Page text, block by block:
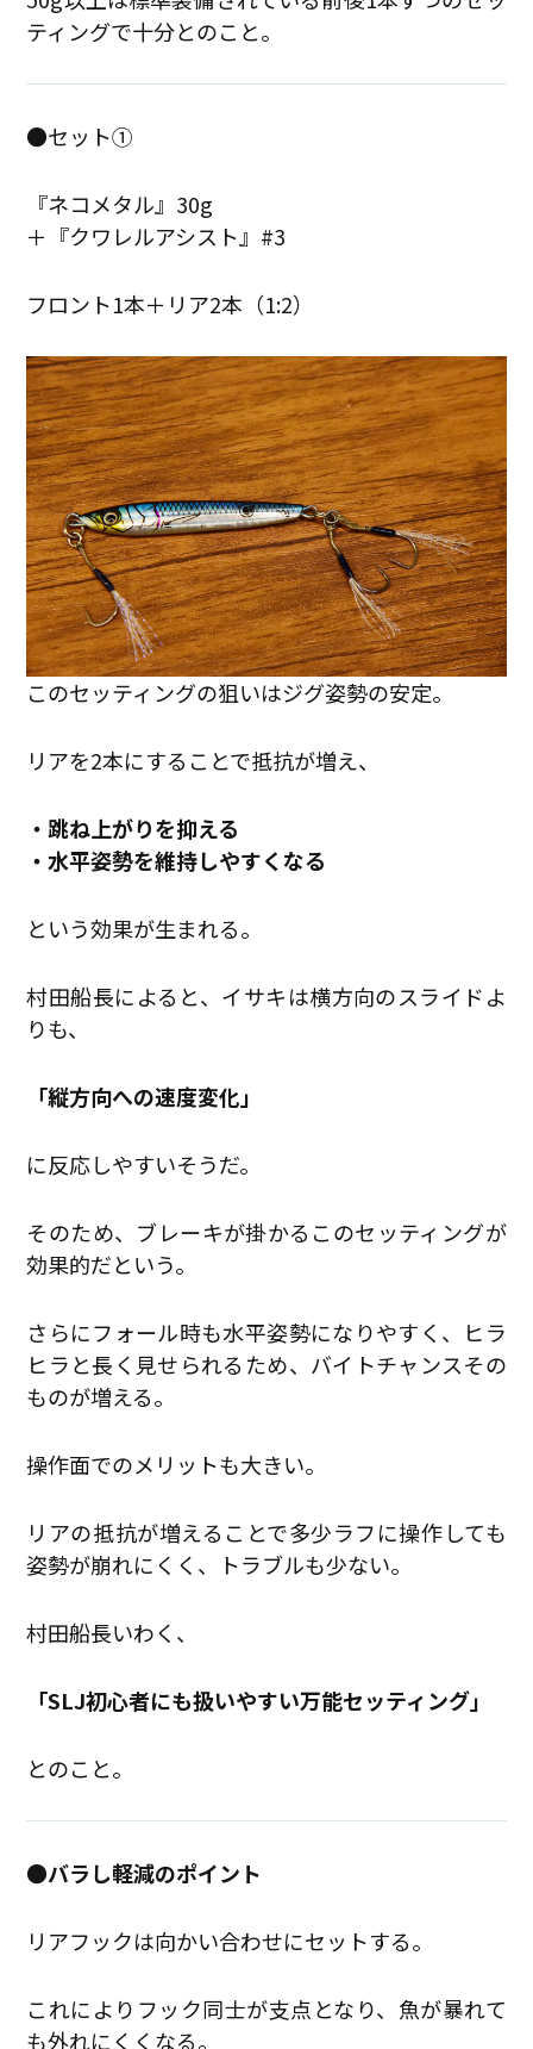
ティングで十分とのこと。
●セット①
『ネコメタル』30g
＋『クワレルアシスト』#3
フロント1本＋リア2本（1:2）
このセッティングの狙いはジグ姿勢の安定。
リアを2本にすることで抵抗が増え、
・跳ね上がりを抑える
・水平姿勢を維持しやすくなる
という効果が生まれる。
村田船長によると、イサキは横方向のスライドよ
りも、
「縦方向への速度変化」
に反応しやすいそうだ。
そのため、ブレーキが掛かるこのセッティングが
効果的だという。
さらにフォール時も水平姿勢になりやすく、ヒラ
ヒラと長く見せられるため、バイトチャンスその
ものが増える。
操作面でのメリットも大きい。
リアの抵抗が増えることで多少ラフに操作しても
姿勢が崩れにくく、トラブルも少ない。
村田船長いわく、
「SLJ初心者にも扱いやすい万能セッティング」
とのこと。
●バラし軽減のポイント
リアフックは向かい合わせにセットする。
これによりフック同士が支点となり、魚が暴れて
も外れにくくなる。